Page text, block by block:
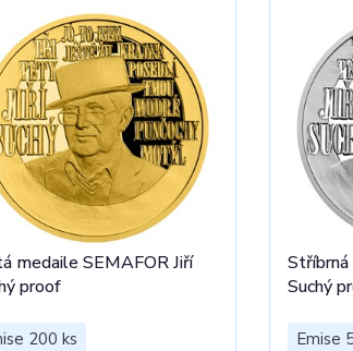
medaile SEMAFOR Jiří
proof
200 ks
Suchý
Emise